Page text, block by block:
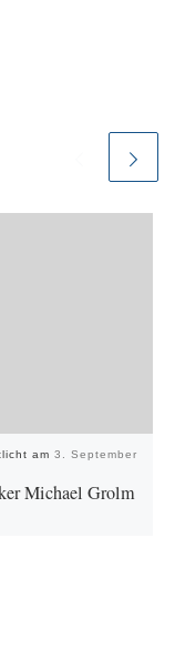
am 3. September
Michael Grolm